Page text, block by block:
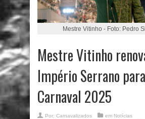
Mestre Vitinho - Foto: Pedro
Mestre Vitinho
Império Serrano
Carnaval 2025
Por: Carnavalizados em Notícias